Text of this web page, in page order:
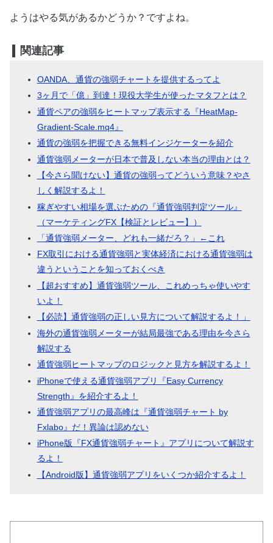
ようはやる気があるかどうか？ですよね。
関連記事
OANDA、通貨の強弱チャートを提供するってよ
3ヶ月で「億」到達！現役大学生が使ったマタフとは？
通貨ペアの強弱をヒートマップ表示する『HeatMap-
Gradient-Scale.mq4』
通貨の強弱を把握できる無料インジケーターを紹介
通貨強弱メーターが日本で普及しない本当の理由とは？
【今さら聞けない】通貨の強弱ってどういう意味？やさ
しく解説するよ！
稼ぎやすい相場を選ぶための『通貨強弱判定ツール』
（マーケティングFX【検証とレビュー】）
「通貨強弱メーター、どれも一緒だろ？」←これ
FX取引における通貨強弱と実体経済における通貨強弱は
違うということを知っておくべき
【超おすすめ】通貨強弱ツール、これめっちゃ使いやす
いよ！
【必読】通貨強弱の正しい見方について解説するよ！」
海外の通貨強弱メーターが結局最強である理由を今さら
解説する
通貨強弱ヒートマップのロジックと見方を解説するよ！
iPhoneで使える通貨強弱アプリ『Easy Currency
Strength』を紹介するよ！
通貨強弱アプリの最高峰は『通貨強弱チャート by
Fxlabo』だ！異論は認めない
iPhone版『FX通貨強弱チャート』アプリについて解説す
るよ！
【Android版】通貨強弱アプリをいくつか紹介するよ！